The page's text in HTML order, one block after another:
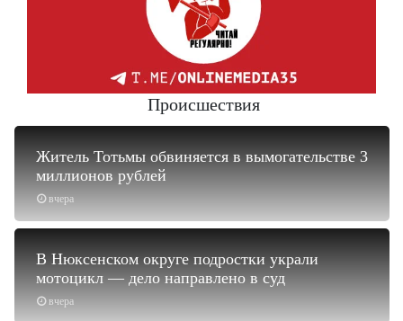
Происшествия
вчера
Житель Тотьмы обвиняется в вымогательстве 3
миллионов рублей
вчера
В Нюксенском округе подростки украли
мотоцикл — дело направлено в суд